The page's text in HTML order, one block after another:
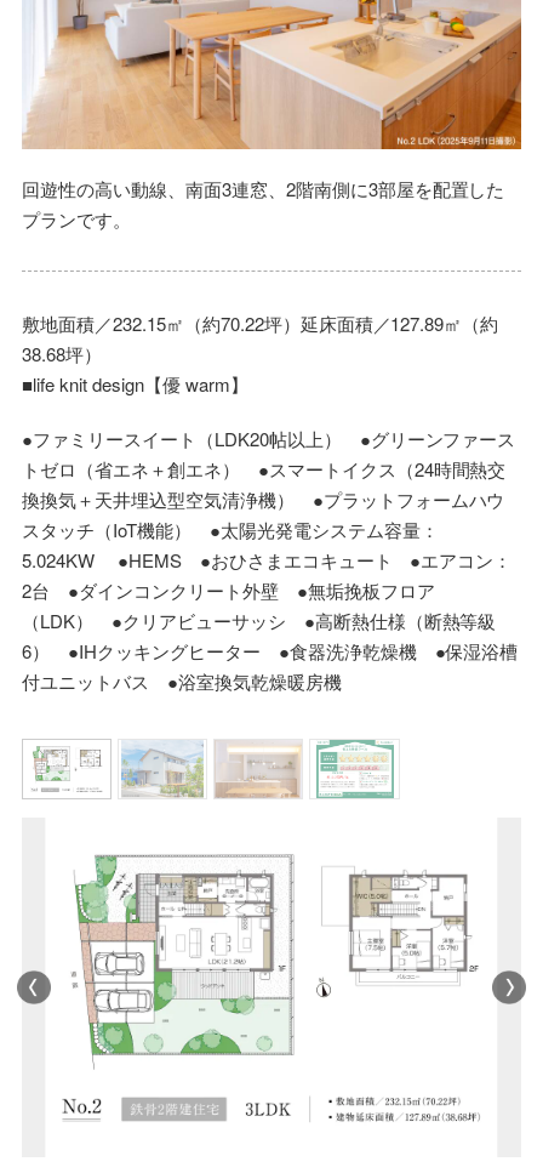
回遊性の高い動線、南面3連窓、2階南側に3部屋を配置した
プランです。
敷地面積／232.15㎡（約70.22坪）延床面積／127.89㎡（約
38.68坪）
■life knit design【優 warm】
●ファミリースイート（LDK20帖以上） ●グリーンファース
トゼロ（省エネ＋創エネ） ●スマートイクス（24時間熱交
換換気＋天井埋込型空気清浄機） ●プラットフォームハウ
スタッチ（IoT機能） ●太陽光発電システム容量：
5.024KW ●HEMS ●おひさまエコキュート ●エアコン：
2台 ●ダインコンクリート外壁 ●無垢挽板フロア
（LDK） ●クリアビューサッシ ●高断熱仕様（断熱等級
6） ●IHクッキングヒーター ●食器洗浄乾燥機 ●保湿浴槽
付ユニットバス ●浴室換気乾燥暖房機